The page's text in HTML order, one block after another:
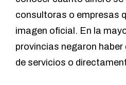
consultoras o empresas
imagen oficial. En la
provincias negaron
de servicios o